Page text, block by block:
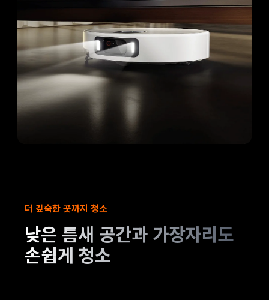
더 깊숙한 곳까지 청소
낮은 틈새 공간과 가장자리도
손쉽게 청소